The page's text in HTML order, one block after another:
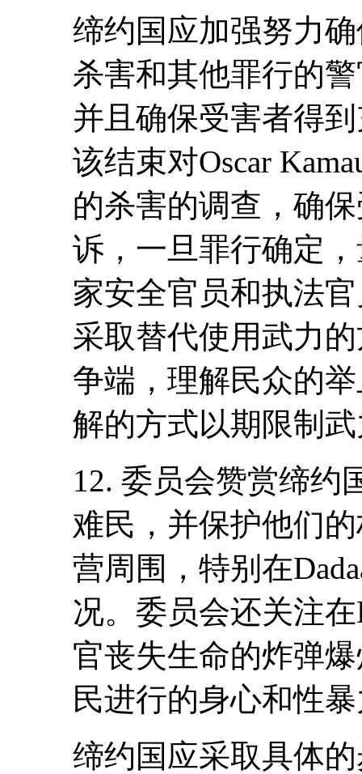
缔约国应加强努力
杀害和其他罪行的
并且确保受害者得
该结束对Oscar
的杀害的调查，确
诉，一旦罪行确定
家安全官员和执法
采取替代使用武力
争端，理解民众的
解的方式以期限制
12. 委员会赞赏缔约
难民，并保护他们
营周围，特别在
况。委员会还关注
官丧失生命的炸弹
民进行的身心和性
缔约国应采取具体